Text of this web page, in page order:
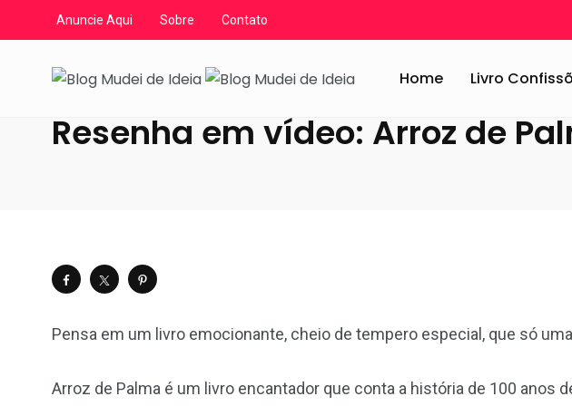
Anuncie Aqui Sobre Contato
Home Livro
Blog Mudei de Ideia / Artigos / Livros
Resenha em vídeo: Arroz de
Pensa em um livro emocionante, cheio de tempero especial, que só
Arroz de Palma é um livro encantador que conta a história de 100 anos